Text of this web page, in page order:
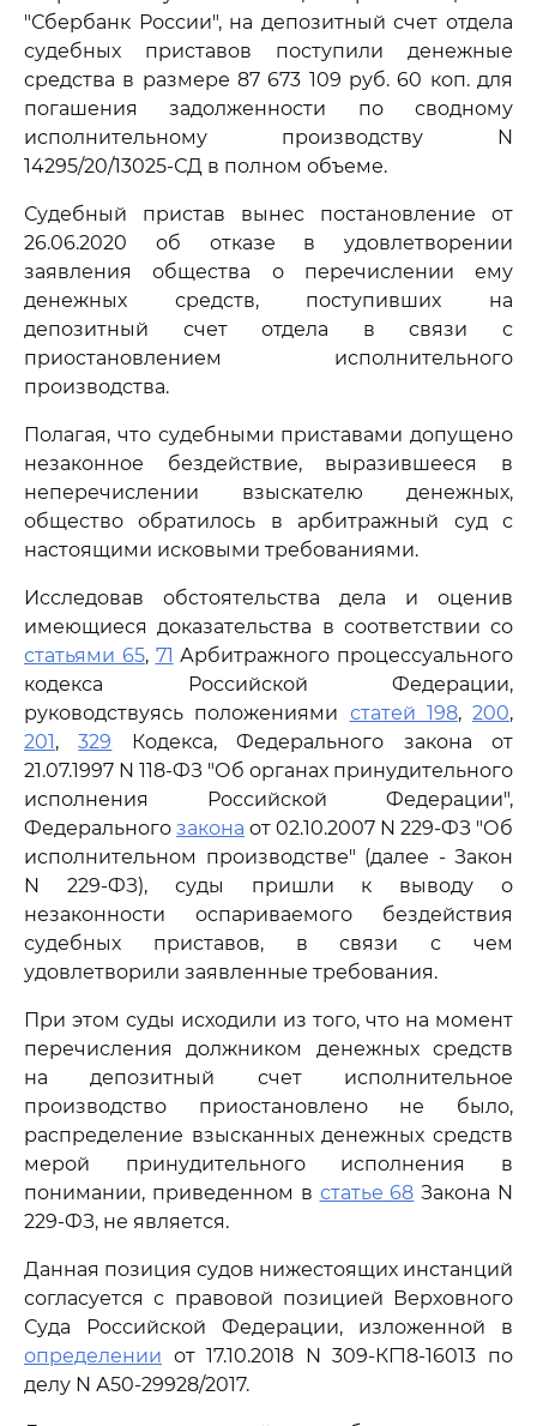
"Сбербанк России", на депозитный счет отдела
судебных приставов поступили денежные
средства в размере 87 673 109 руб. 60 коп. для
погашения задолженности по сводному
исполнительному производству N
14295/20/13025-СД в полном объеме.
Судебный пристав вынес постановление от
26.06.2020 об отказе в удовлетворении
заявления общества о перечислении ему
денежных средств, поступивших на
депозитный счет отдела в связи с
приостановлением исполнительного
производства.
Полагая, что судебными приставами допущено
незаконное бездействие, выразившееся в
неперечислении взыскателю денежных,
общество обратилось в арбитражный суд с
настоящими исковыми требованиями.
Исследовав обстоятельства дела и оценив
имеющиеся доказательства в соответствии со
статьями 65, 71 Арбитражного процессуального
кодекса Российской Федерации,
руководствуясь положениями статей 198, 200,
201,329 Кодекса, Федерального закона от
21.07.1997 N 118-ФЗ "Об органах принудительного
исполнения Российской Федерации",
Федерального закона от 02.10.2007 N 229-ФЗ "Об
исполнительном производстве" (далее - Закон
N 229-ФЗ), суды пришли к выводу о
незаконности оспариваемого бездействия
судебных приставов, в связи с чем
удовлетворили заявленные требования.
При этом суды исходили из того, что на момент
перечисления должником денежных средств
на депозитный счет исполнительное
производство приостановлено не было,
распределение взысканных денежных средств
мерой принудительного исполнения в
понимании, приведенном в статье 68 Закона N
229-ФЗ, не является.
Данная позиция судов нижестоящих инстанций
согласуется с правовой позицией Верховного
Суда Российской Федерации, изложенной в
определении от 17.10.2018 N 309-КГ18-16013 по
делу N А50-29928/2017.